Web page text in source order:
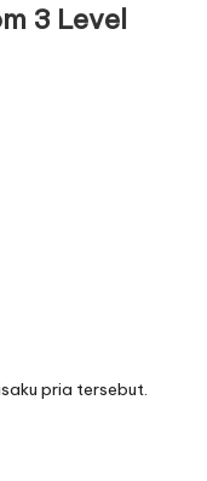
3 Level
pria tersebut.